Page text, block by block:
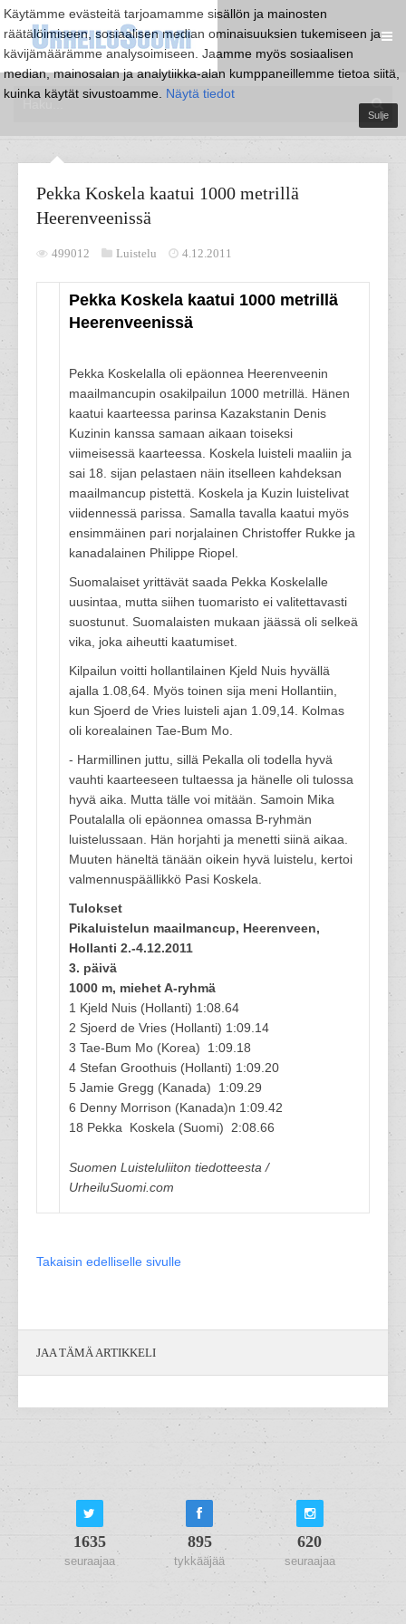
Käytämme evästeitä tarjoamamme sisällön ja mainosten
räätälöimiseen, sosiaalisen median ominaisuuksien tukemiseen ja
kävijämäärämme analysoimiseen. Jaamme myös sosiaalisen
median, mainosalan ja analytiikka-alan kumppaneillemme tietoa siitä,
kuinka käytät sivustoamme. Näytä tiedot
Sulje
Pekka Koskela kaatui 1000 metrillä
Heerenveenissä
499012 Luistelu 4.12.2011
Pekka Koskela kaatui 1000 metrillä
Heerenveenissä
Pekka Koskelalla oli epäonnea Heerenveenin
maailmancupin osakilpailun 1000 metrillä. Hänen
kaatui kaarteessa parinsa Kazakstanin Denis
Kuzinin kanssa samaan aikaan toiseksi
viimeisessä kaarteessa. Koskela luisteli maaliin ja
sai 18. sijan pelastaen näin itselleen kahdeksan
maailmancup ­pistettä. Koskela ja Kuzin luistelivat
viidennessä parissa. Samalla tavalla kaatui myös
ensimmäinen pari norjalainen Christoffer Rukke ja
kanadalainen Philippe Riopel.
Suomalaiset yrittävät saada Pekka Koskelalle
uusintaa, mutta siihen tuomaristo ei valitettavasti
suostunut. Suomalaisten mukaan jäässä oli selkeä
vika, joka aiheutti kaatumiset.
Kilpailun voitti hollantilainen Kjeld Nuis hyvällä
ajalla 1.08,64. Myös toinen sija meni Hollantiin,
kun Sjoerd de Vries luisteli ajan 1.09,14. Kolmas
oli korealainen Tae-Bum Mo.
- Harmillinen juttu, sillä Pekalla oli todella hyvä
vauhti kaarteeseen tultaessa ja hänelle oli tulossa
hyvä aika. Mutta tälle voi mitään. Samoin Mika
Poutalalla oli epäonnea omassa B-ryhmän
luistelussaan. Hän horjahti ja menetti siinä aikaa.
Muuten häneltä tänään oikein hyvä luistelu, kertoi
valmennuspäällikkö Pasi Koskela.
Tulokset
Pikaluistelun maailmancup, Heerenveen,
Hollanti 2.-4.12.2011
3. päivä
1000 m, miehet A-ryhmä
1 Kjeld Nuis (Hollanti) 1:08.64
2 Sjoerd de Vries (Hollanti) 1:09.14
3 Tae-Bum Mo (Korea) 1:09.18
4 Stefan Groothuis (Hollanti) 1:09.20
5 Jamie Gregg (Kanada) 1:09.29
6 Denny Morrison (Kanada)n 1:09.42
18 Pekka Koskela (Suomi) 2:08.66
Suomen Luisteluliiton tiedotteesta /
UrheiluSuomi.com
Takaisin edelliselle sivulle
JAA TÄMÄ ARTIKKELI
1635
seuraajaa
895
tykkääjää
620
seuraajaa